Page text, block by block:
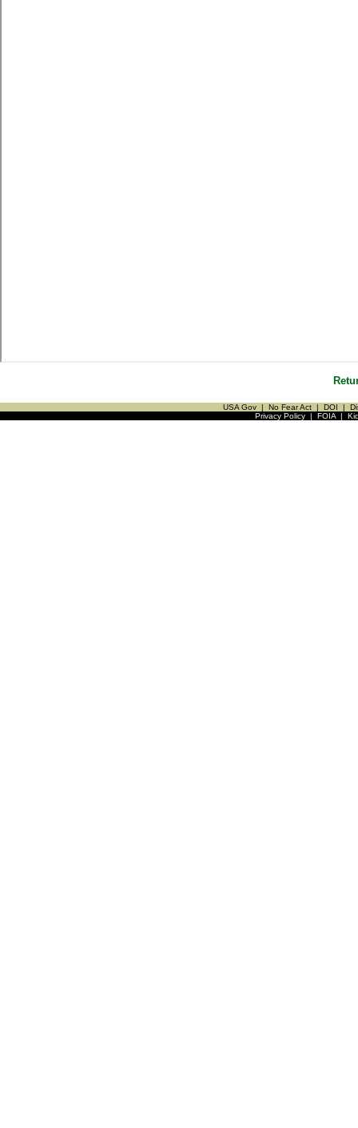
USA Gov | No Fear Act | DOI |
Privacy Policy| FOIA|